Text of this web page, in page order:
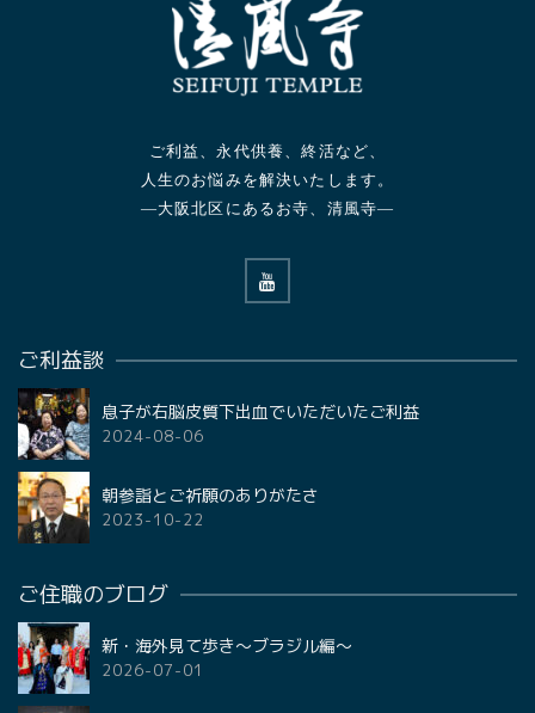
ご利益、永代供養、終活など、
人生のお悩みを解決いたします。
—大阪北区にあるお寺、清風寺—
ご利益談
息子が右脳皮質下出血でいただいたご利益
2024-08-06
朝参詣とご祈願のありがたさ
2023-10-22
ご住職のブログ
新・海外見て歩き〜ブラジル編〜
2026-07-01